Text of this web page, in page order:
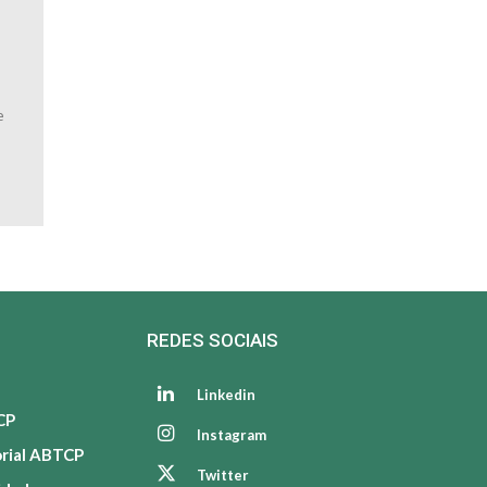
ABTCP
REDES SOCIAIS
Linkedin
Instagram
Twitter